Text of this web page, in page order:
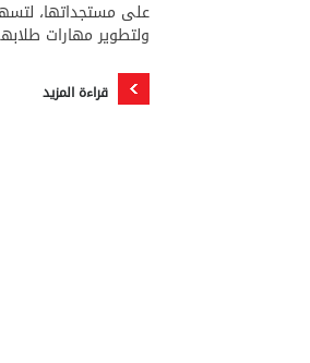
على مستجداتها،
ولتطوير مهارات
قراءة المزيد